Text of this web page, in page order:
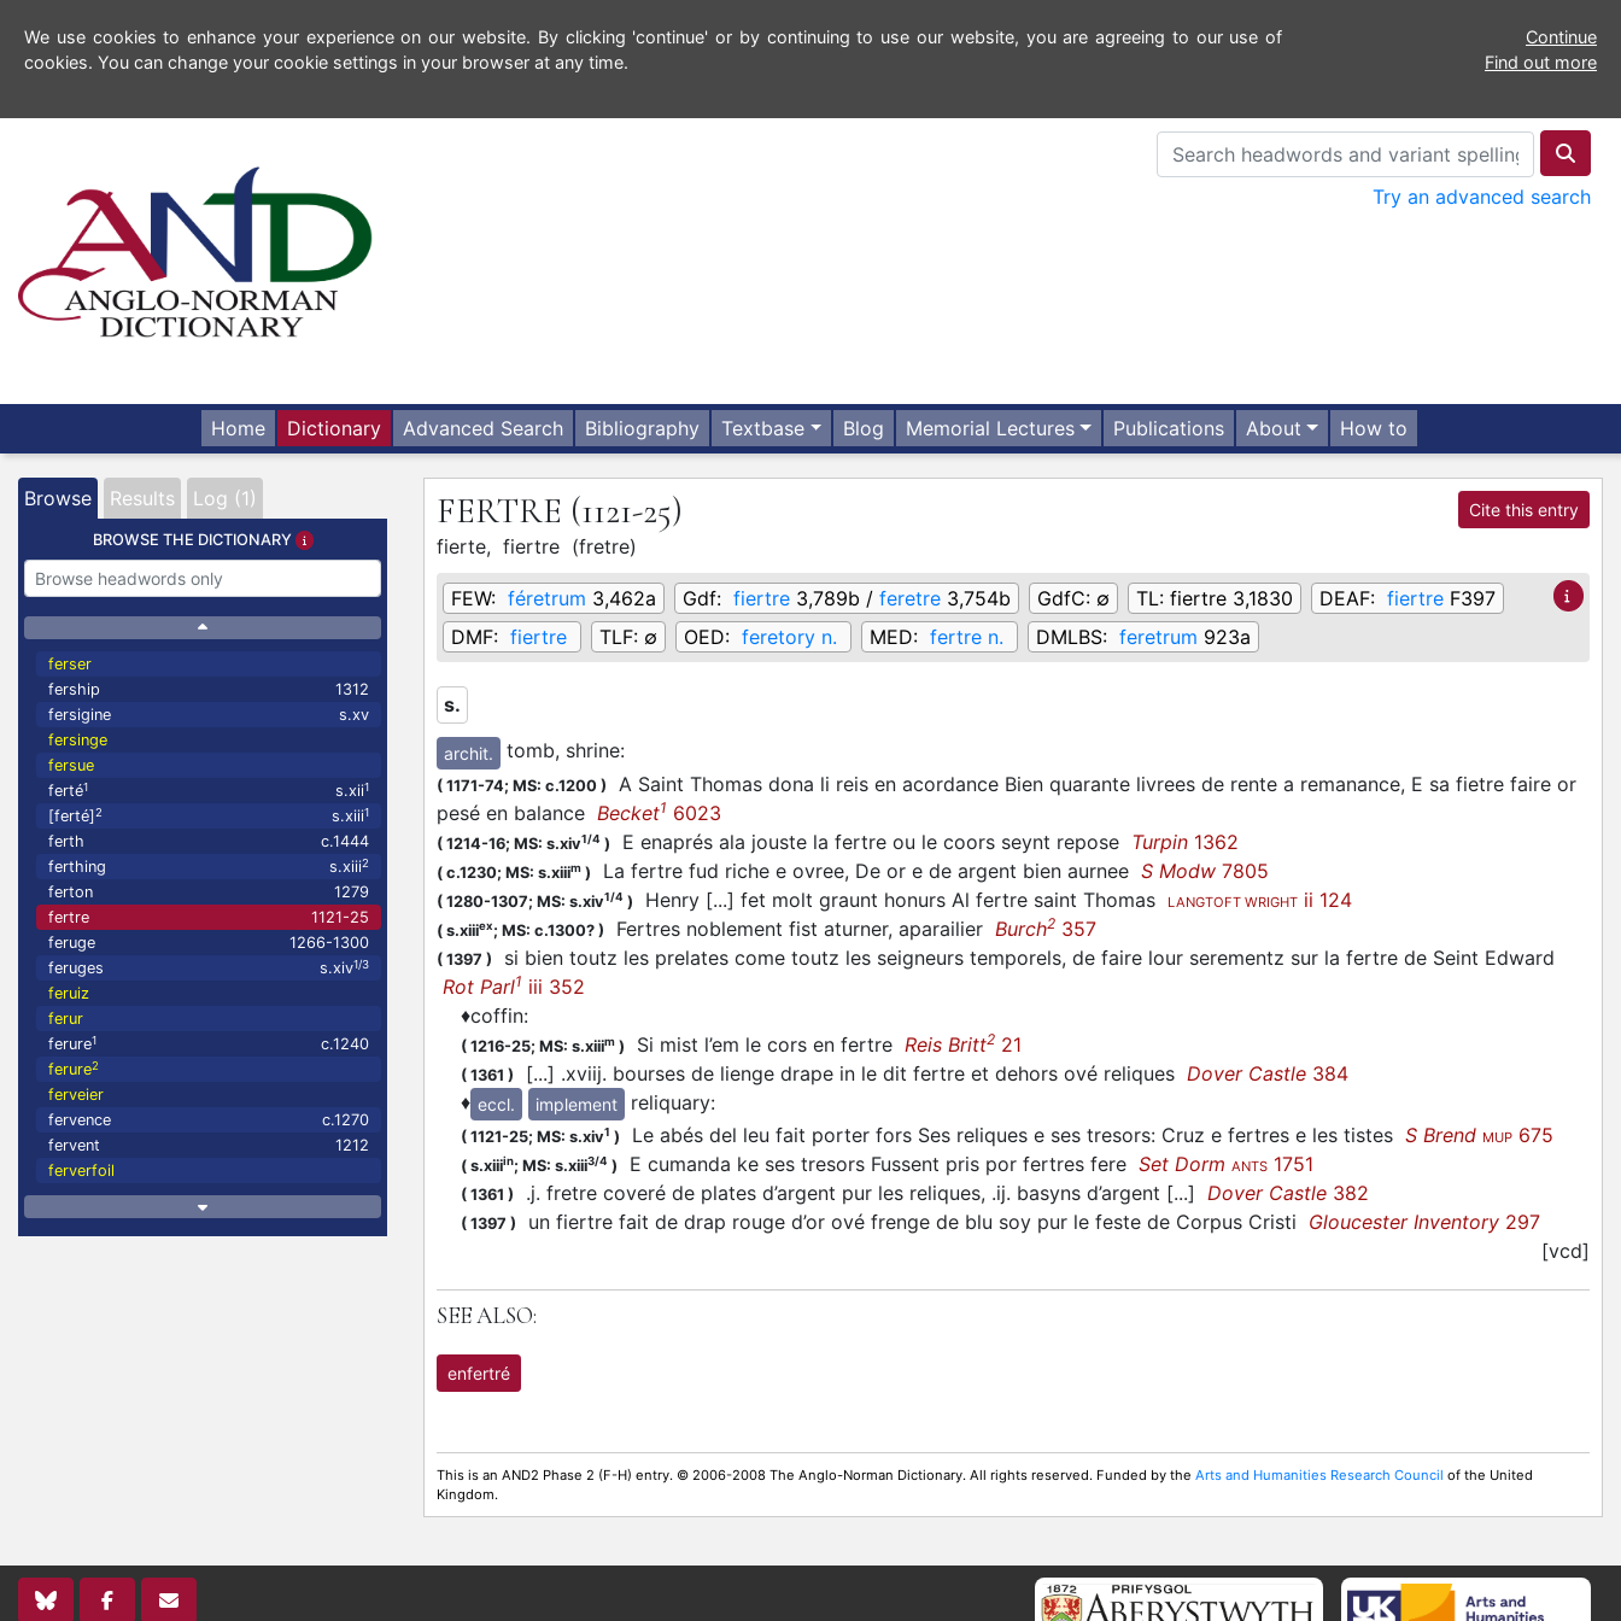
We use cookies to enhance your experience on our website. By clicking 'continue' or by continuing to use our website, you are agreeing to our use of
cookies. You can change your cookie settings in your browser at any time.
Continue
Find out more
Try an advanced search
Home Dictionary Advanced Search Bibliography Textbase Blog Memorial Lectures Publications About How to
Browse Results Log (1)
BROWSE THE DICTIONARY
ferser
fership
1312
fersigine
s.xv
fersinge
fersue
ferté1 s.xii1
[ferté]2 s.xiii1
ferth
c.1444
ferthing
s.xiii2
ferton
1279
fertre
1121-25
feruge
1266-1300
feruges
s.xiv1/3
feruiz
ferur
ferure1
c.1240
ferure2
ferveier
fervence
c.1270
fervent
1212
ferverfoil
FERTRE (1121-25) Cite this entry
fierte, fiertre (fretre)
FEW: féretrum 3,462a Gdf: fiertre 3,789b / feretre 3,754b GdfC: ∅ TL: fiertre 3,1830 DEAF: fiertre F397
DMF: fiertre TLF: ∅ OED: feretory n. MED: fertre n. DMLBS: feretrum 923a
s.
archit. tomb, shrine:
( 1171-74; MS: c.1200 )
A Saint Thomas dona li reis en acordance Bien quarante livrees de rente a remanance, E sa fietre faire or
pesé en balance Becket1 6023
( 1214-16; MS: s.xiv1/4 ) E enaprés ala jouste la fertre ou le coors seynt repose Turpin 1362
( c.1230; MS: s.xiiim ) La fertre fud riche e ovree, De or e de argent bien aurnee S Modw 7805
( 1280-1307; MS: s.xiv1/4 ) Henry [...] fet molt graunt honurs Al fertre saint Thomas LANGTOFT WRIGHT ii 124
( s.xiiiex; MS: c.1300? ) Fertres noblement fist aturner, aparailier Burch2 357
( 1397 )
si bien toutz les prelates come toutz les seigneurs temporels, de faire lour serementz sur la fertre de Seint Edward
Rot Parl1 iii 352
♦coffin:
( 1216-25; MS: s.xiiim ) Si mist l’em le cors en fertre Reis Britt2 21
( 1361 ) [...] .xviij. bourses de lienge drape in le dit fertre et dehors ové reliques Dover Castle 384
♦ eccl. implement reliquary:
( 1121-25; MS: s.xiv1 ) Le abés del leu fait porter fors Ses reliques e ses tresors: Cruz e fertres e les tistes S Brend MUP 675
( s.xiiiin; MS: s.xiii3/4 ) E cumanda ke ses tresors Fussent pris por fertres fere Set Dorm ANTS 1751
( 1361 ) .j. fretre coveré de plates d’argent pur les reliques, .ij. basyns d’argent [...] Dover Castle 382
( 1397 ) un fiertre fait de drap rouge d’or ové frenge de blu soy pur le feste de Corpus Cristi Gloucester Inventory 297
[vcd]
SEE ALSO:
enfertré
This is an AND2 Phase 2 (F-H) entry. © 2006-2008 The Anglo-Norman Dictionary. All rights reserved. Funded by the Arts and Humanities Research Council of the United
Kingdom.